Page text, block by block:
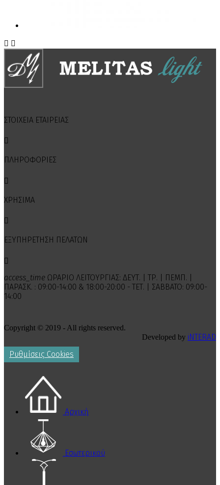
 
ΣΤΟΙΧΕΙΑ ΕΤΑΙΡΕΙΑΣ

ΠΛΗΡΟΦΟΡΙΕΣ

ΧΡΗΣΙΜΑ

ΕΞΥΠΗΡΕΤΗΣΗ ΠΕΛΑΤΩΝ

access_time ΩΡΑΡΙΟ ΛΕΙΤΟΥΡΓΙΑΣ: ΔΕΥΤ. | ΤΡ. | ΠΕΜΠ. |
ΠΑΡΑΣΚ. : 09:00-14:00 & 18:00-20:00 - ΤΕΤ. | ΣΑΒΒΑΤΟ: 09:00-
14:00
Copyright © 2019 - All rights reserved.
Developed by iNTERAD
Ρυθμίσεις Cookies
Αρχική
Εσωτερικού